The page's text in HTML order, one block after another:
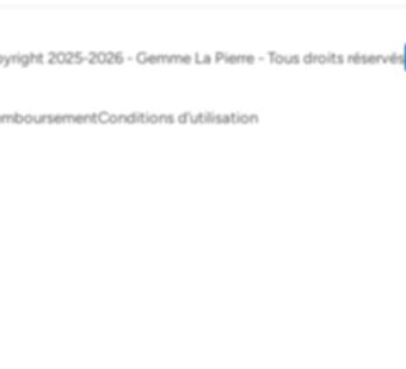
2025-2026 - Gemme La Pierre - Tous droits réservés
Conditions d’utilisation